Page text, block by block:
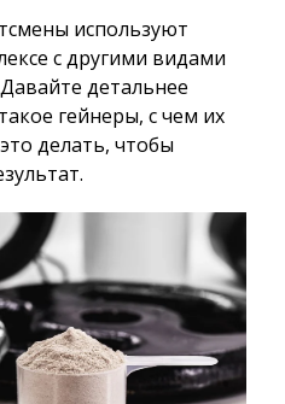
используют
с другими видами
детальнее
гейнеры, с чем их
делать, чтобы